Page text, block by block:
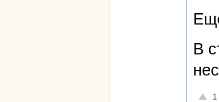
В
1